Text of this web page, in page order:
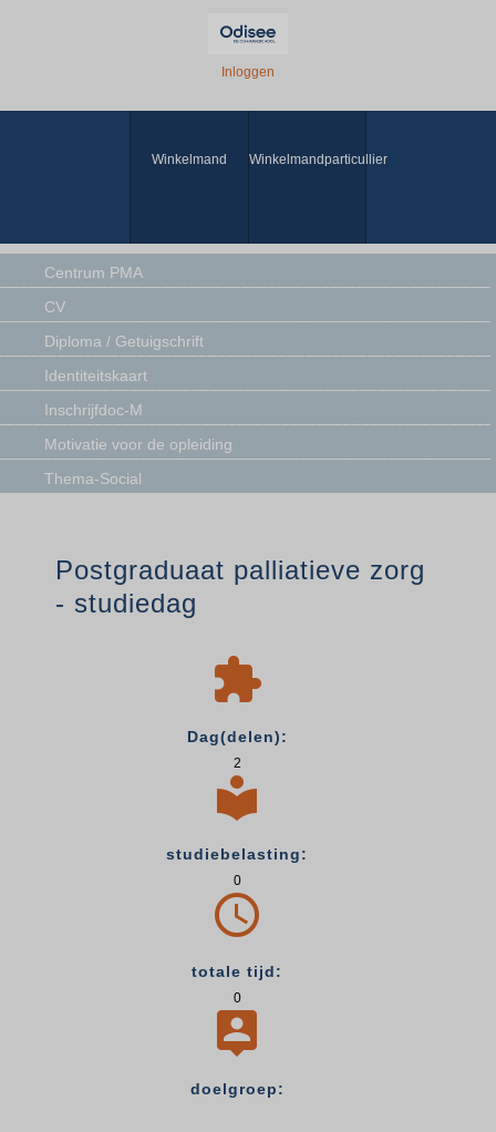
Inloggen
Winkelmand Winkelmandparticullier
Centrum PMA
CV
Diploma / Getuigschrift
Identiteitskaart
Inschrijfdoc-M
Motivatie voor de opleiding
Thema-Social
Postgraduaat palliatieve zorg
- studiedag

Dag(delen):
2

studiebelasting:
0

totale tijd:
0

doelgroep: